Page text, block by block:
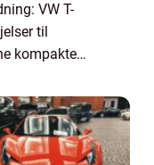
VW T-
til
kompakte
Med sin